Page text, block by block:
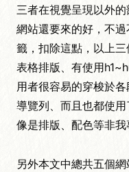
三者在視覺呈現以外
網站還要來的好，不
籤，扣除這點，以上
表格排版、有使用
用者很容易的穿梭於
導覽列、而且也都使
像是排版、配色等非我
另外本文中總共五個